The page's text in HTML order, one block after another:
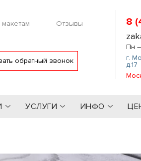
Отзывы
обратный звонок
8
Пн
г.
д.17
УСЛУГИ ИНФО